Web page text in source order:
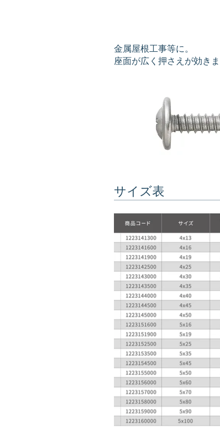
金属屋根工事等に。
座面が広く押さえが効き
サイズ表